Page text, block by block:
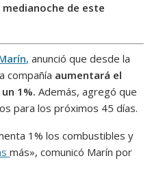
de este
anunció que desde la
compañía aumentará el
1%. Además, agregó que
para los próximos 45 días.
1% los combustibles y
más», comunicó Marín por